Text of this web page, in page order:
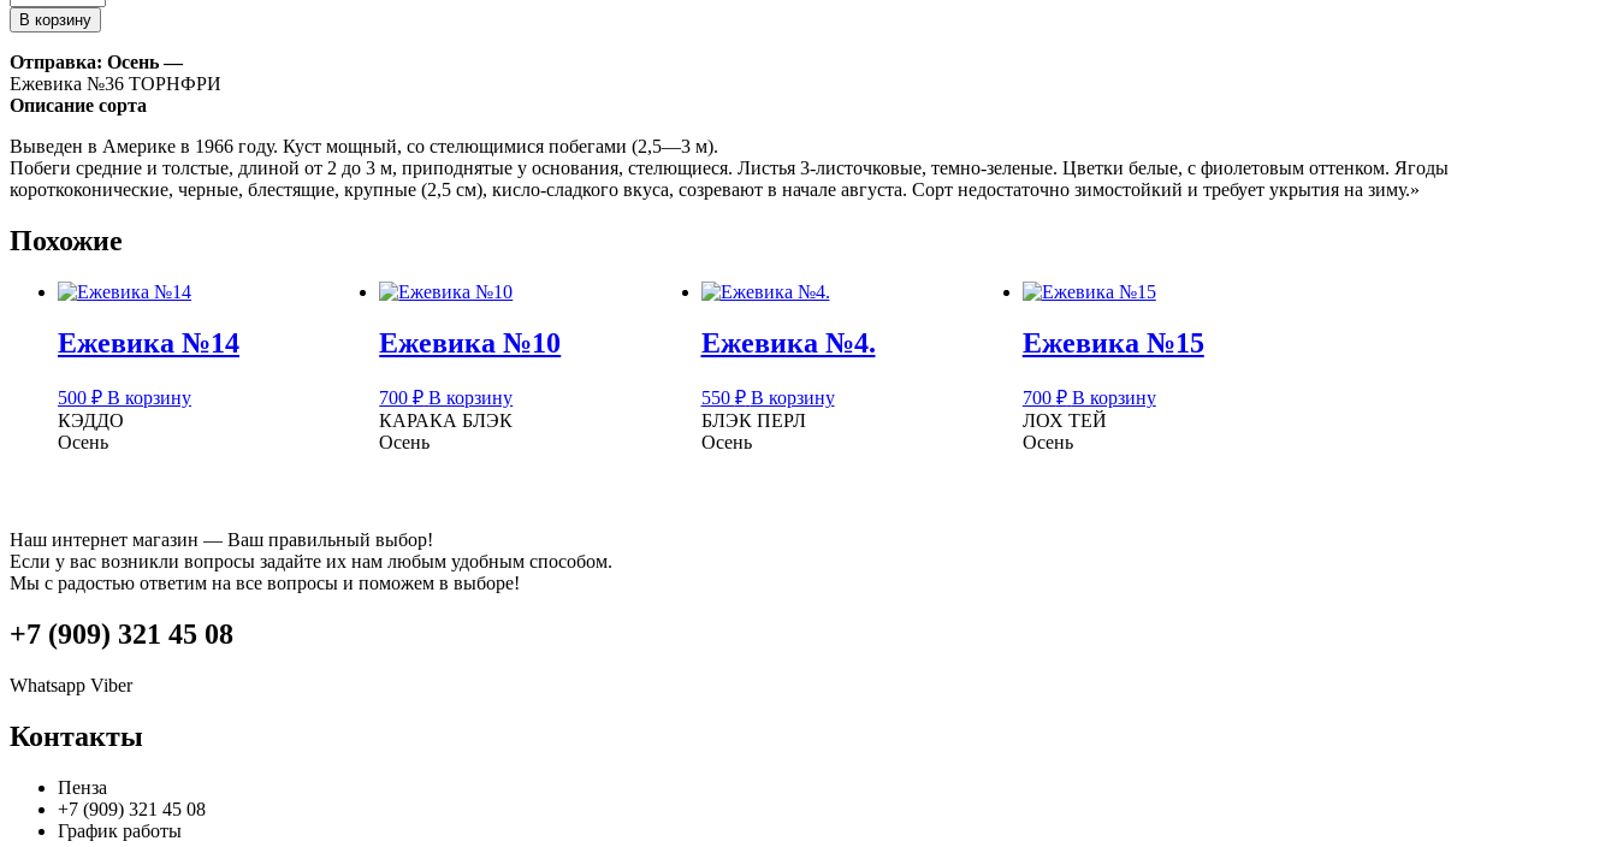
товара
Ежевика
№36
В корзину
Отправка: Осень —
Ежевика №36 ТОРНФРИ
Описание сорта
Выведен в Америке в 1966 году. Куст мощный, со стелющимися побегами (2,5—3 м).
Побеги средние и толстые, длиной от 2 до 3 м, приподнятые у основания, стелющиеся. Листья 3-листочковые, темно-зеленые. Цветки белые, с фиолетовым оттенком. Ягоды
короткоконические, черные, блестящие, крупные (2,5 см), кисло-сладкого вкуса, созревают в начале августа. Сорт недостаточно зимостойкий и требует укрытия на зиму.»
Похожие
Ежевика №14
500 ₽ В корзину
КЭДДО
Осень
Ежевика №10
700₽ В корзину
КАРАКА БЛЭК
Осень
Ежевика №4.
550 ₽ В корзину
БЛЭК ПЕРЛ
Осень
Ежевика №15
700 ₽ В корзину
ЛОХ ТЕЙ
Осень
Наш интернет магазин — Ваш правильный выбор!
Если у вас возникли вопросы задайте их нам любым удобным способом.
Мы с радостью ответим на все вопросы и поможем в выборе!
+7 (909) 321 45 08
Whatsapp Viber
Контакты
Пенза
+7 (909) 321 45 08
График работы